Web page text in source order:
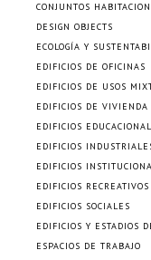
CONJUNTOS
DESIGN OBJECTS
ECOLOGÍA Y
EDIFICIOS DE OFICINAS
EDIFICIOS DE USOS
EDIFICIOS DE VIVIENDA
EDIFICIOS
EDIFICIOS
EDIFICIOS
EDIFICIOS RECREATIVOS
EDIFICIOS SOCIALES
EDIFICIOS Y ESTADIOS
ESPACIOS DE TRABAJO